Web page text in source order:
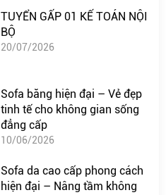
TUYỂN GẤP 01 KẾ TOÁN NỘI
BỘ
20/07/2026
Sofa băng hiện đại – Vẻ đẹp
tinh tế cho không gian sống
đẳng cấp
10/06/2026
Sofa da cao cấp phong cách
hiện đại – Nâng tầm không